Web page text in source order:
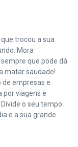
trocou a sua
Mora
que pode dá
matar saudade!
empresas e
viagens e
o seu tempo
e a sua grande